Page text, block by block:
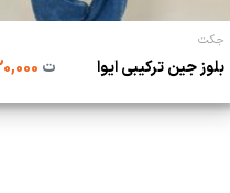
جکت
بلوز جین ترکیبی ایوا ت